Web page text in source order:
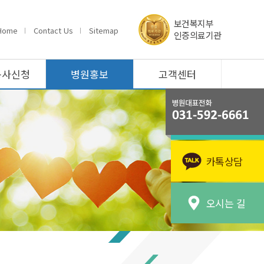
Contact Us Sitemap
보건복지부
인증의료기관
신청 병원홍보 고객센터
카톡상담
오시는 길